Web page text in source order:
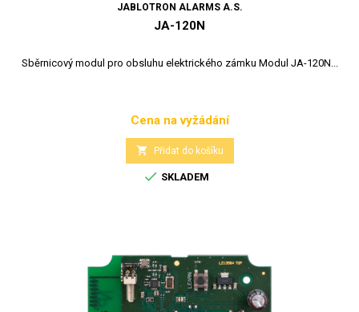
JABLOTRON ALARMS A.S.
JA-120N
Sběrnicový modul pro obsluhu elektrického zámku Modul JA-120N...
Cena
Cena na vyžádání
 Přidat do košíku
 SKLADEM